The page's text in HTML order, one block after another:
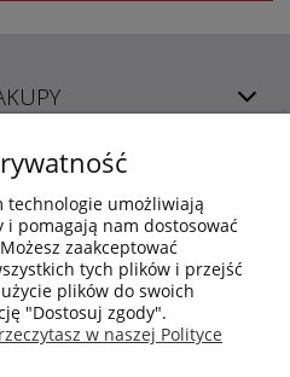
KONTO
technologie umożliwiają
pomagają nam dostosować
zaakceptować
tych plików i przejść
plików do swoich
"Dostosuj zgody".
w naszej Polityce